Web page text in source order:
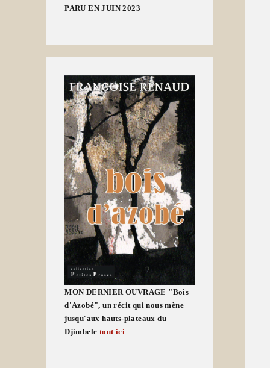
PARU EN JUIN 2023
MON DERNIER OUVRAGE "Bois
d'Azobé", un récit qui nous mène
jusqu'aux hauts-plateaux du
Djimbele tout ici